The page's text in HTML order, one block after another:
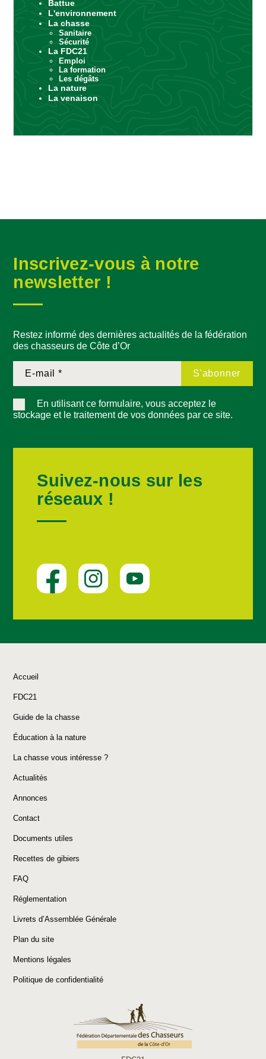
Battue
L'environnement
La chasse
Sanitaire
Sécurité
La FDC21
Emploi
La formation
Les dégâts
La nature
La venaison
Inscrivez-vous à notre
newsletter !
Restez informé des dernières actualités de la fédération
des chasseurs de Côte d’Or
En utilisant ce formulaire, vous acceptez le
stockage et le traitement de vos données par ce site.
Suivez-nous sur les
réseaux !
Accueil
FDC21
Guide de la chasse
Éducation à la nature
La chasse vous intéresse ?
Actualités
Annonces
Contact
Documents utiles
Recettes de gibiers
FAQ
Réglementation
Livrets d’Assemblée Générale
Plan du site
Mentions légales
Politique de confidentialité